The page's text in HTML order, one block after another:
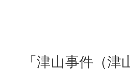
「津山事件（津